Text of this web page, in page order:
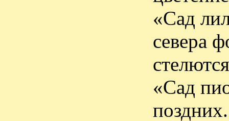
«Сад
севера
«Сад